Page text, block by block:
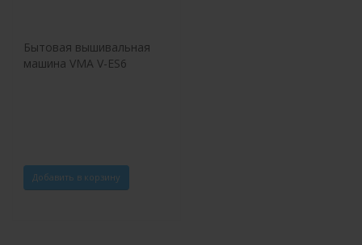
Бытовая вышивальная
машина VMA V-ES6
Добавить в корзину